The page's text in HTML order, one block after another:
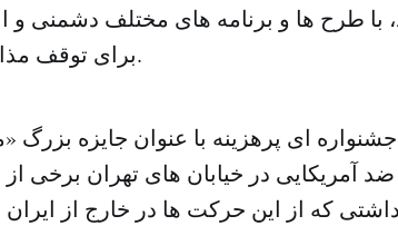
با طرح ها و برنامه های مختلف دشمنی و
برای توقف مذاکرات میان دو کشور ابراز کنند.
جشنواره ای پرهزینه با عنوان جایزه
ضد آمریکایی در خیابان های تهران برخی
که از این حرکت ها در خارج از